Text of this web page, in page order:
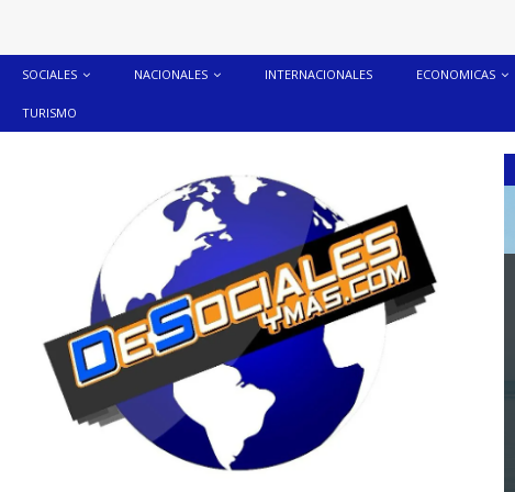
SOCIALES NACIONALES INTERNACIONALES ECONOMICAS
TURISMO